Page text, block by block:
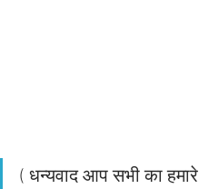
( धन्यवाद आप सभी का हमारे